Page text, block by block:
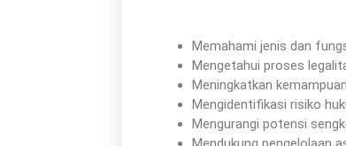
Memahami jenis dan
Mengetahui proses
Meningkatkan
Mengidentifikasi risiko
Mengurangi potensi